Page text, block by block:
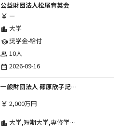
公益財団法人松尾育英会
currency_yen ー
location_city 大学
school奨学金-給付
group 10人
date_range 2026-09-16
一般財団法人 篠原欣子記念財団 (海外留学奨学金グループ)
currency_yen 2,000万円
location_city 大学,短期大学,専修学校,高等専門学校,その他,高等学校,大学院